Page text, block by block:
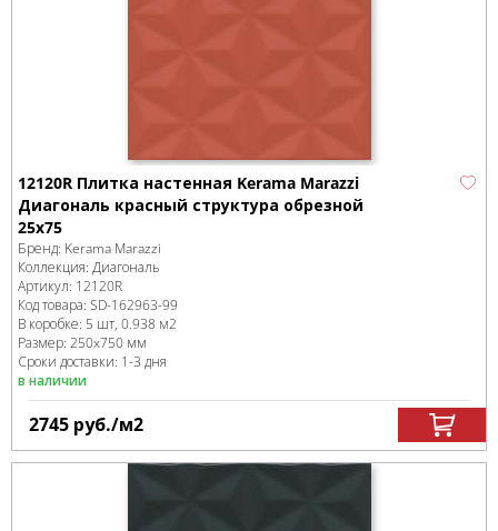
12120R Плитка настенная Kerama Marazzi
Диагональ красный структура обрезной
25x75
Бренд: Kerama Marazzi
Коллекция: Диагональ
Артикул: 12120R
Код товара: SD-162963-99
В коробке: 5 шт, 0.938 м2
Размер: 250x750 мм
Сроки доставки: 1-3 дня
в наличии
2745 руб./м2